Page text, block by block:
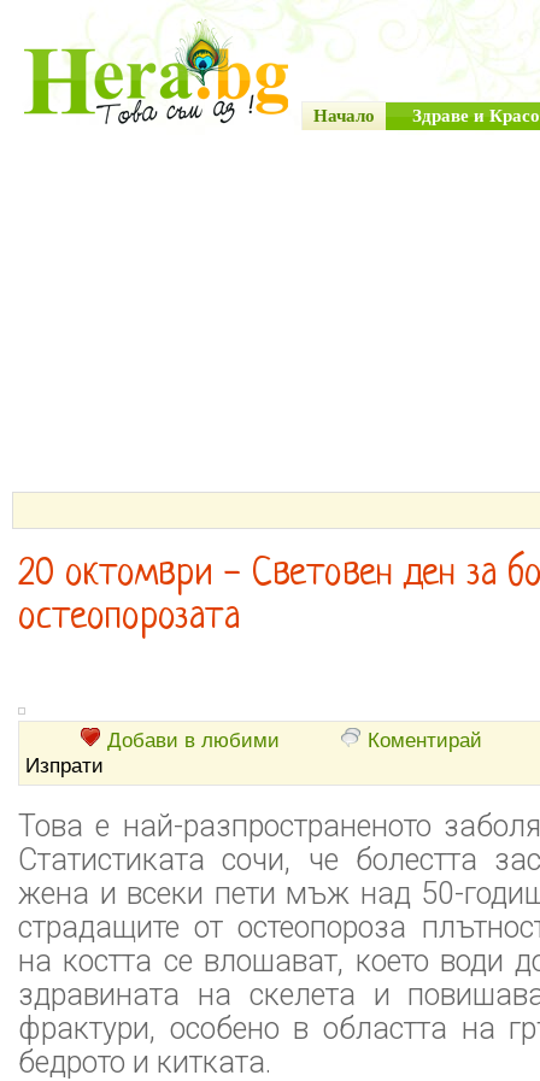
Начало Здраве и
20 октомври - Световен ден за
остеопорозата
Добави в любими
Коментирай
Изпрати
Това е най-разпространеното
Статистиката сочи, че болестта
жена и всеки пети мъж над 50-
страдащите от остеопороза
на костта се влошават, което води
здравината на скелета и
фрактури, особено в областта на
бедрото и китката.